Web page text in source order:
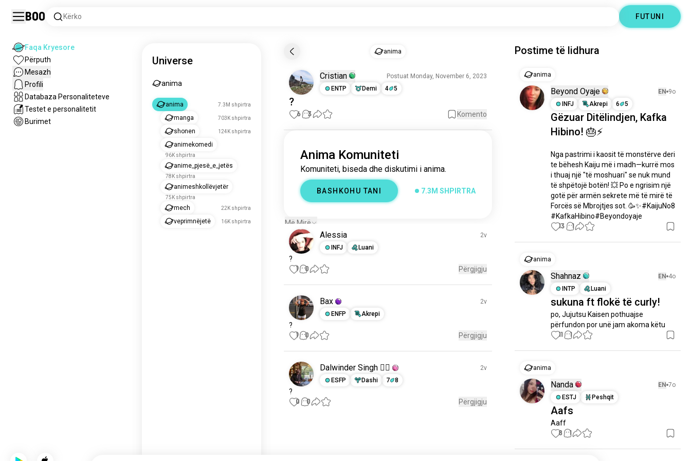
Boo Kërko FUTUNI
Faqa Kryesore
Përputh
Mesazh
Profili
Databaza Personaliteteve
Testet e personalitetit
Burimet
Universe
anima
anima 7.3M shpirtra
manga 703K shpirtra
shonen 124K shpirtra
animekomedi
96K shpirtra
anime_pjesë_e_jetës
78K shpirtra
animeshkollëvjetër
75K shpirtra
mech 22K shpirtra
veprimnëjetë 16K shpirtra
anima
Cristian
Postuat Monday, November 6, 2023
ENTP
Demi 4 5
?
6 3 Komento
Anima Komuniteti
Komuniteti, biseda dhe diskutimi i anima.
BASHKOHU TANI 7.3M SHPIRTRA
Më Mirë
Alessia
2v
INFJ
Luani
?
1 0 Përgjigju
Bax
2v
ENFP
Akrepi
?
1 0 Përgjigju
Dalwinder Singh 👳‍♀️
2v
ESFP
Dashi 7 8
?
0 0 Përgjigju
Postime të lidhura
anima
Beyond Oyaje EN 9o
INFJ
Akrepi 6 5
​Gëzuar Ditëlindjen, Kafka
Hibino! 🎂⚡ ​
​Nga pastrimi i kaosit të monstërve deri
te bëhesh Kaiju më i madh—kurrë mos
i thuaj një "të moshuari" se nuk mund
të shpëtojë botën! 💥 Po e ngrisim një
gotë për armën sekrete më të mirë të
Forcës së Mbrojtjes sot. 🥳✨​#KaijuNo8
#KafkaHibino#Beyondoyaje
13 1
anima
Shahnaz EN 4o
INTP
Luani
sukuna ft flokë të curly!
po, Jujutsu Kaisen pothuajse
përfundon por unë jam akoma këtu
11 1
anima
Nanda EN 7o
ESTJ
Peshqit
Aafs
Aaff
8 1